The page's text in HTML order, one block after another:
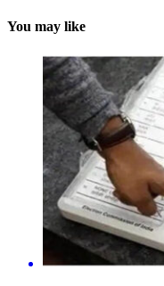
You may like